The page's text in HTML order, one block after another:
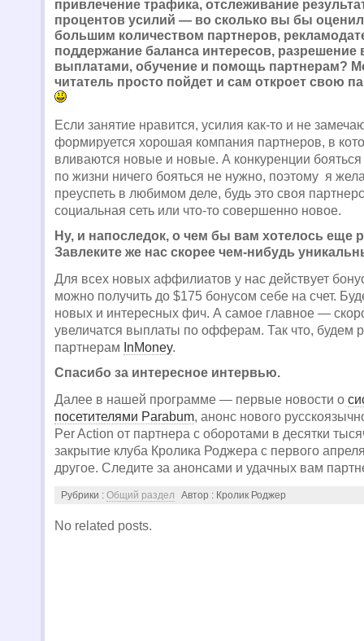
привлечение трафика, отслеживание
процентов усилий — во сколько вы бы
большим количеством партнеров,
поддержание баланса интересов, разрешение
выплатами, обучение и помощь партнерам?
читатель просто пойдет и сам откроет свою
Если занятие нравится, усилия как-то и не
формируется хорошая компания партнеров, в
вливаются новые и новые. А конкуренции
по жизни ничего бояться не нужно, поэтому я
преуспеть в любимом деле, будь это своя
социальная сеть или что-то совершенно новое.
Ну, и напоследок, о чем бы вам хотелось еще
Завлеките же нас скорее чем-нибудь
Для всех новых аффилиатов у нас действует
можно получить до $175 бонусом себе на счет.
новых и интересных фич. А самое главное —
увеличатся выплаты по офферам. Так что, будем
партнерам InMoney.
Спасибо за интересное интервью.
Далее в нашей программе — первые новости о
посетителями Parabum, анонс нового
Per Action от партнера с оборотами в десятки
закрытие клуба Кролика Роджера с первого
другое. Следите за анонсами и удачных вам
Рубрики : Общий раздел Автор : Кролик Роджер
No related posts.